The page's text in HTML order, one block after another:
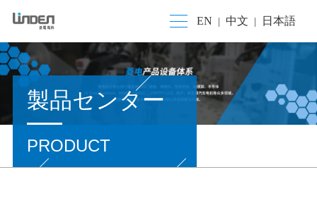
EN 中文 日本語
製品センター
PRODUCT